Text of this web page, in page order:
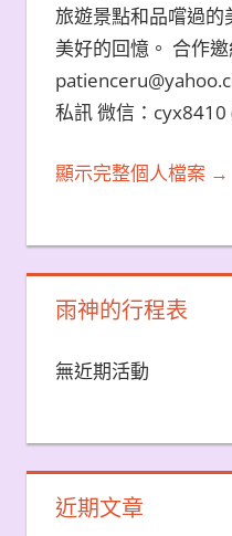
旅遊景點和品嚐過的
美好的回憶。 合作邀
私訊 微信：cyx8410
顯示完整個人檔案 →
雨神的行程表
無近期活動
近期文章